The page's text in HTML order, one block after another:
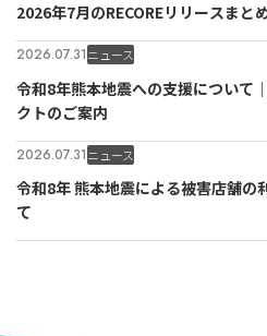
2026年7月のRECOREリリースまと
2026.07.31ニュース
令和8年熊本地震への支援について
クトのご案内
2026.07.31ニュース
令和8年 熊本地震による被害店舗の
て